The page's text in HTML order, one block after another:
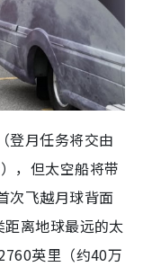
登月任务将交由
，但太空船将带
次飞越月球背面
离地球最远的太
英里（约40万